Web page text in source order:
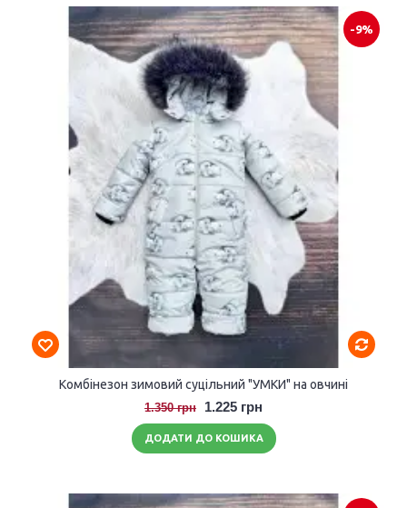
-9%
Комбінезон зимовий суцільний "УМКИ" на овчині
1.350 грн 1.225 грн
ДОДАТИ ДО КОШИКА